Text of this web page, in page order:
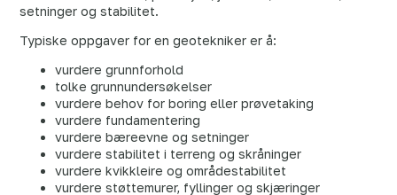
setninger og stabilitet.
Typiske oppgaver for en geotekniker er å:
vurdere grunnforhold
tolke grunnundersøkelser
vurdere behov for boring eller prøvetaking
vurdere fundamentering
vurdere bæreevne og setninger
vurdere stabilitet i terreng og skråninger
vurdere kvikkleire og områdestabilitet
vurdere støttemurer, fyllinger og skjæringer